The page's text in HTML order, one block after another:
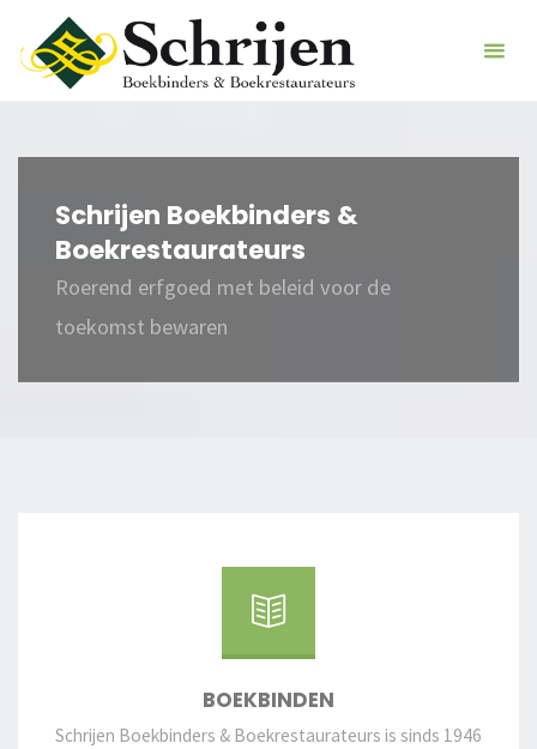
naar
Boekbinders &
Schrijen Boekbinders &
Boekrestaurateurs
Roerend erfgoed met beleid voor de
toekomst bewaren
BOEKBINDEN
Schrijen Boekbinders & Boekrestaurateurs is sinds 1946